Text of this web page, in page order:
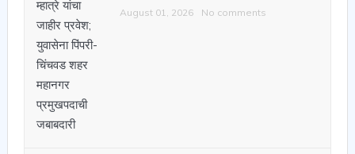
August 01, 2026 No comments